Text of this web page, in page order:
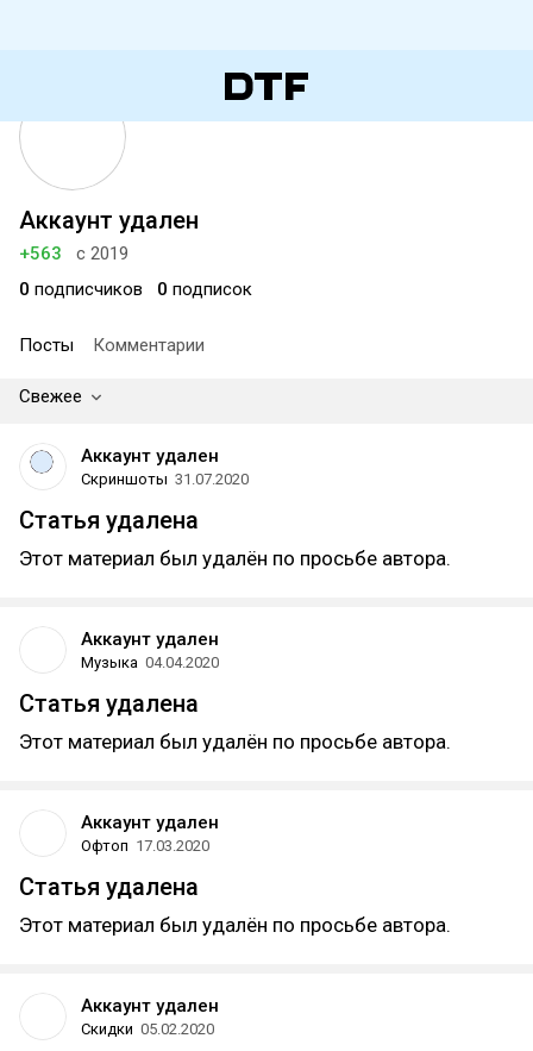
Аккаунт удален
+563
с 2019
0 подписчиков 0 подписок
Посты Комментарии
Свежее
Аккаунт удален
Скриншоты 31.07.2020
Статья удалена
Этот материал был удалён по просьбе автора.
Аккаунт удален
Музыка 04.04.2020
Статья удалена
Этот материал был удалён по просьбе автора.
Аккаунт удален
Офтоп 17.03.2020
Статья удалена
Этот материал был удалён по просьбе автора.
Аккаунт удален
Скидки 05.02.2020